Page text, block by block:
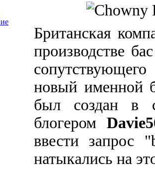
Британская
производстве
новый именной
был создан в
блогером
ввести запрос
натыкались на